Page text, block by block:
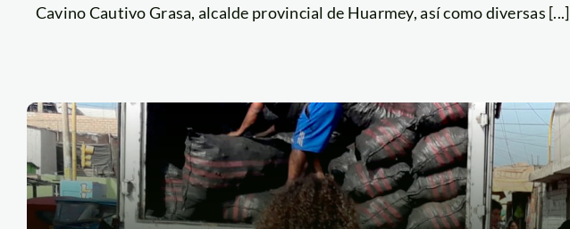
Cavino Cautivo Grasa, alcalde provincial de Huarmey, así como diversas [...]